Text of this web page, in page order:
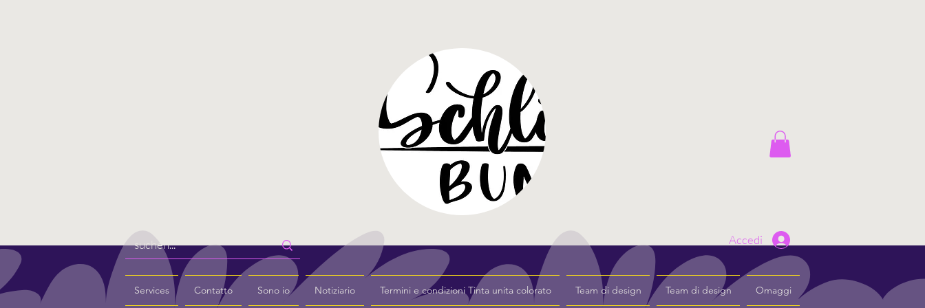
Services Contatto Sono io Notiziario Termini e condizioni Tinta unita colorato Team di design Team di design Omaggi
Accedi